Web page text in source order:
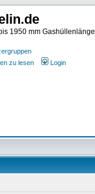
1950 mm Gashüllenlänge
zu lesen Login